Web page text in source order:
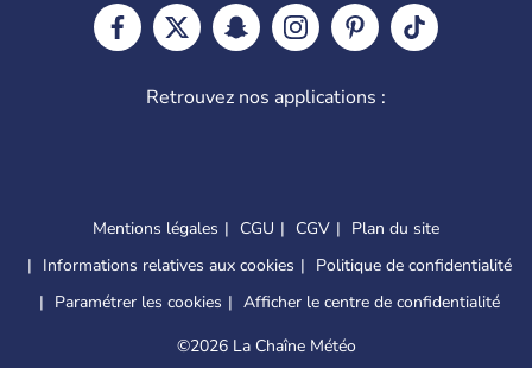
Retrouvez nos applications :
Mentions légales CGU CGV
Plan du site
Informations relatives aux cookies
Politique de confidentialité
Paramétrer les cookies
Afficher le centre de confidentialité
©2026 La Chaîne Météo